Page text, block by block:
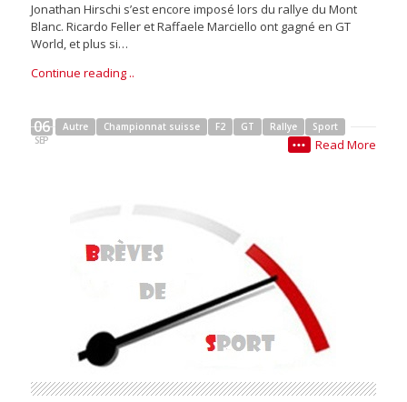
Jonathan Hirschi s’est encore imposé lors du rallye du Mont
Blanc. Ricardo Feller et Raffaele Marciello ont gagné en GT
World, et plus si…
Continue reading ..
06
SEP
Autre Championnat suisse F2 GT Rallye Sport
Read More
•••